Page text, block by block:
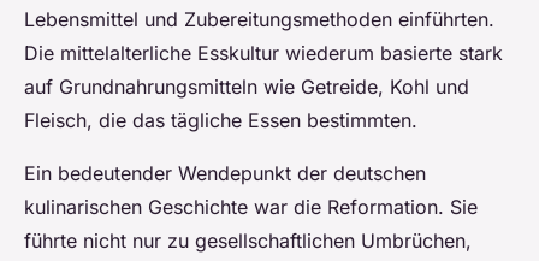
Lebensmittel und Zubereitungsmethoden einführten.
Die mittelalterliche Esskultur wiederum basierte stark
auf Grundnahrungsmitteln wie Getreide, Kohl und
Fleisch, die das tägliche Essen bestimmten.
Ein bedeutender Wendepunkt der deutschen
kulinarischen Geschichte war die Reformation. Sie
führte nicht nur zu gesellschaftlichen Umbrüchen,